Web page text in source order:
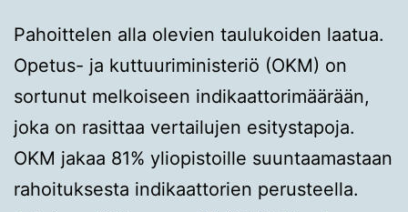
Pahoittelen alla olevien taulukoiden laatua.
Opetus- ja kuttuuriministeriö (OKM) on
sortunut melkoiseen indikaattorimäärään,
joka on rasittaa vertailujen esitystapoja.
OKM jakaa 81% yliopistoille suuntaamastaan
rahoituksesta indikaattorien perusteella.